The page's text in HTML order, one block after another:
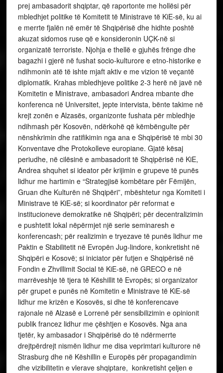
prej ambasadorit shqiptar, që raportonte me hollësi për
mbledhjet politike të Komitetit të Ministrave të KiE-së, ku ai
e merrte fjalën në emër të Shqipërisë dhe hidhte poshtë
akuzat sidomos ruse që e konsideronin UÇK-në si
organizatë terroriste. Njohja e thellë e gjuhës frënge dhe
bagazhi i gjerë në fushat socio-kulturore e etno-historike e
ndihmonin atë të ishte mjaft aktiv e me vizion të veçantë
diplomatik. Krahas mbledhjeve politike 2-3 herë në javë në
Komitetin e Ministrave, ambasadori Andrea mbante dhe
konferenca në Universitet, jepte intervista, bënte takime në
krejt zonën e Alzasës, organizonte fushata për mbledhje
ndihmash për Kosovën, ndërkohë që këmbëngulte për
nënshkrimin dhe ratifikimin nga ana e Shqipërisë të mbi 30
Konventave dhe Protokolleve europiane. Gjatë kësaj
periudhe, në cilësinë e ambasadorit të Shqipërisë në KiE,
Andrea shquhet si ideator për krijimin e grupeve të punës
lidhur me hartimin e “Strategjisë kombëtare për Fëmijën,
Gruan dhe Kulturën në Shqipëri”, mbështetur nga Komiteti i
Ministrave të KiE-së; si koordinator për reformat e
institucioneve demokratike në Shqipëri; për decentralizimin
e pushtetit lokal nëpërmjet një serie seminaresh e
konferencash; për realizimin e tryezave të punës lidhur me
Paktin e Stabilitetit në Evropën Jug-lindore, konkretisht në
Shqipëri e Kosovë; si iniciator për futjen e Shqipërisë në
Fondin e Zhvillimit Social të KiE-së, në GRECO e në
marrëveshje të tjera të Këshillit të Evropës; si organizator
për grupet e punës në Komitetin e Ministrave të KiE-së
lidhur me krizën e Kosovës, si dhe të konferencave
rajonale në Alzasë e Lorrenë për sensibilizimin e opinionit
publik francez lidhur me çështjen e Kosovës. Nga ana
tjetër, ky ambasador i Shqipërisë do të ndërmerrte
drejtpërdrejt nismën lidhur me disa veprimtari kulturore në
Strasburg dhe në Këshillin e Europës për propagandimin
dhe vizibilitetin e vlerave shqiptare, konkretisht çeljen e